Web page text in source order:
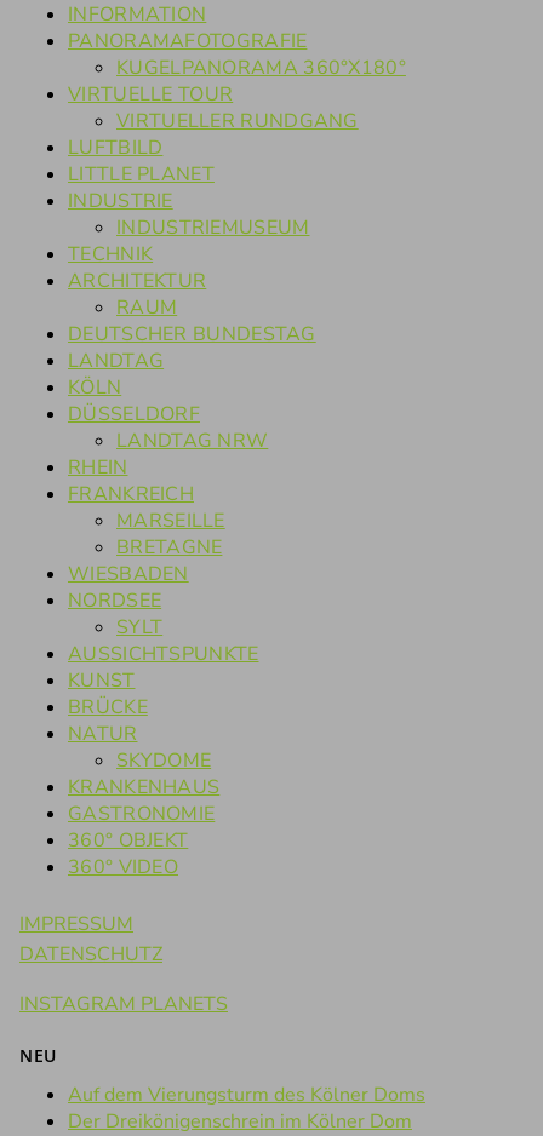
INFORMATION
PANORAMAFOTOGRAFIE
KUGELPANORAMA 360°X180°
VIRTUELLE TOUR
VIRTUELLER RUNDGANG
LUFTBILD
LITTLE PLANET
INDUSTRIE
INDUSTRIEMUSEUM
TECHNIK
ARCHITEKTUR
RAUM
DEUTSCHER BUNDESTAG
LANDTAG
KÖLN
DÜSSELDORF
LANDTAG NRW
RHEIN
FRANKREICH
MARSEILLE
BRETAGNE
WIESBADEN
NORDSEE
SYLT
AUSSICHTSPUNKTE
KUNST
BRÜCKE
NATUR
SKYDOME
KRANKENHAUS
GASTRONOMIE
360° OBJEKT
360° VIDEO
IMPRESSUM
DATENSCHUTZ
INSTAGRAM PLANETS
NEU
Auf dem Vierungsturm des Kölner Doms
Der Dreikönigenschrein im Kölner Dom